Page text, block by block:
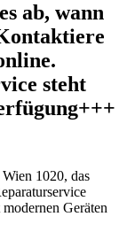
ab, wann
steht
1020, das
Geräten